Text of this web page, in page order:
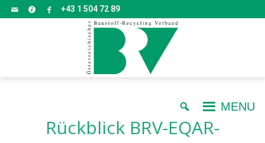
+43 1 504 72 89
MENU
Rückblick BRV-EQAR-